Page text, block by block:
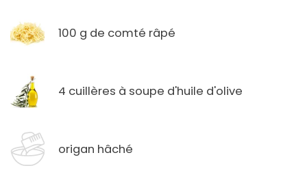
100 g de comté râpé
4 cuillères à soupe d'huile d'olive
origan hâché